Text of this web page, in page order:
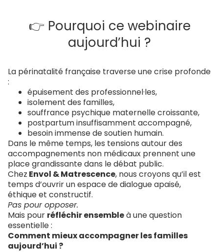
👉 Pourquoi ce webinaire
aujourd’hui ?
La périnatalité française traverse une crise profonde
:
épuisement des professionnel·les,
isolement des familles,
souffrance psychique maternelle croissante,
postpartum insuffisamment accompagné,
besoin immense de soutien humain.
Dans le même temps, les tensions autour des
accompagnements non médicaux prennent une
place grandissante dans le débat public.
Chez Envol & Matrescence, nous croyons qu’il est
temps d’ouvrir un espace de dialogue apaisé,
éthique et constructif.
Pas pour opposer.
Mais pour réfléchir ensembleà une question
essentielle :
Comment mieux accompagner les familles
aujourd’hui ?